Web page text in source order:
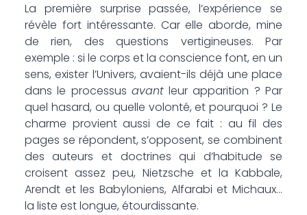
La première surprise passée, l’expérience se
révèle fort intéressante. Car elle aborde, mine
de rien, des questions vertigineuses. Par
exemple : si le corps et la conscience font, en un
sens, exister l’Univers, avaient-ils déjà une place
dans le processus avantleur apparition ? Par
quel hasard, ou quelle volonté, et pourquoi ? Le
charme provient aussi de ce fait : au fil des
pages se répondent, s’opposent, se combinent
des auteurs et doctrines qui d’habitude se
croisent assez peu, Nietzsche et la Kabbale,
Arendt et les Babyloniens, Alfarabi et Michaux…
la liste est longue, étourdissante.